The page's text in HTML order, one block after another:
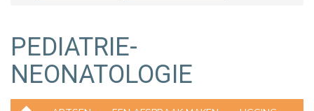
PEDIATRIE-
NEONATOLOGIE